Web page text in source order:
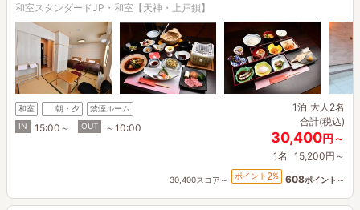
和室スタンダードJP・和室【天神・上戸鎖】
和室 朝・夕
禁煙ルーム
IN
15:00～ OUT ～10:00
1泊 大人2名
合計(税込)
30,400円～
1名 15,200円～
30,400スコア～ ポイント 2% 608ポイント～